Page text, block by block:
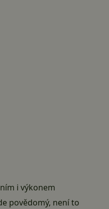
i výkonem
povědomý, není to